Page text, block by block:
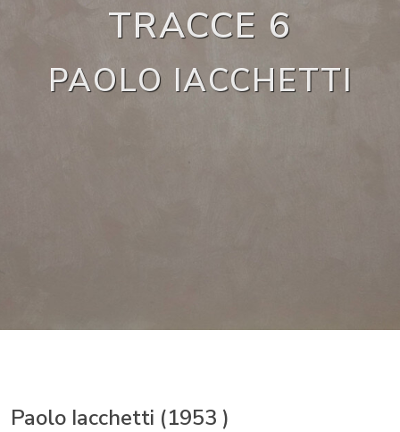
TRACCE 6
PAOLO IACCHETTI
Paolo Iacchetti (1953 )